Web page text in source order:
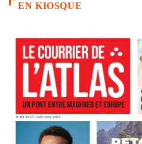
EN KIOSQUE